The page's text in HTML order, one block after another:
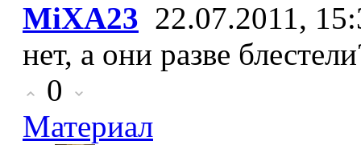
MiXA23 22.07.2011,
нет, а они разве
0
Материал